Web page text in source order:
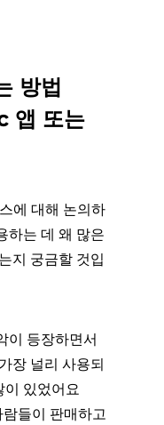
방법
앱 또는
에 대해 논의하
하는 데 왜 많은
지 궁금할 것입
이 등장하면서
장 널리 사용되
이 있었어요
들이 판매하고